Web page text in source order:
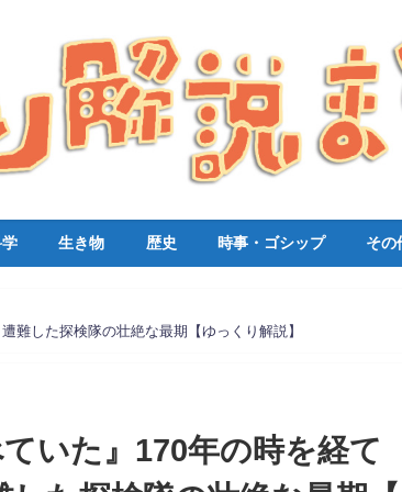
生き物 歴史 時事・ゴシップ その
難した探検隊の壮絶な最期【ゆっくり解説】
いた』170年の時を経て